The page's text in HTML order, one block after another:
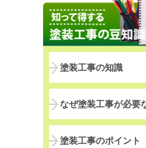
塗装工事の知識
なぜ塗装工事が必要
塗装工事のポイント